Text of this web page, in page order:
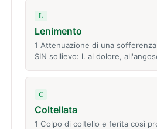
L
Lenimento
1 Attenuazione di una
SIN sollievo: l. al dolore,
C
Coltellata
1 Colpo di coltello e ferita così